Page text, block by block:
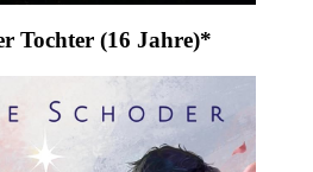
Tochter (16 Jahre)*